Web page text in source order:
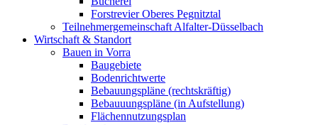
Forstrevier Oberes Pegnitztal
Teilnehmergemeinschaft Alfalter-Düsselbach
Wirtschaft & Standort
Bauen in Vorra
Baugebiete
Bodenrichtwerte
Bebauungspläne (rechtskräftig)
Bebauuungspläne (in Aufstellung)
Flächennutzungsplan